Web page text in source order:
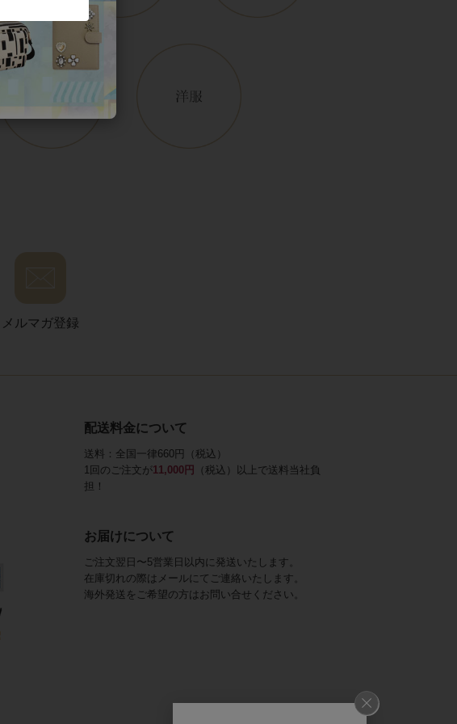
メルマガ登録
配送料金について
送料：全国一律660円（税込）
1回のご注文が11,000円
（税込）以上で送料当社負
担！
お届けについて
ご注文翌日〜5営業日以内に発送いたします。
在庫切れの際はメールにてご連絡いたします。
海外発送をご希望の方はお問い合せください。